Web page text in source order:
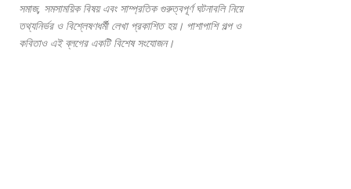
সমাজ, সমসাময়িক বিষয় এবং সাম্প্রতিক গুরুত্বপূর্ণ ঘটনাবলি নিয়ে
তথ্যনির্ভর ও বিশ্লেষণধর্মী লেখা প্রকাশিত হয়। পাশাপাশি গল্প ও
কবিতাও এই ব্লগের একটি বিশেষ সংযোজন।